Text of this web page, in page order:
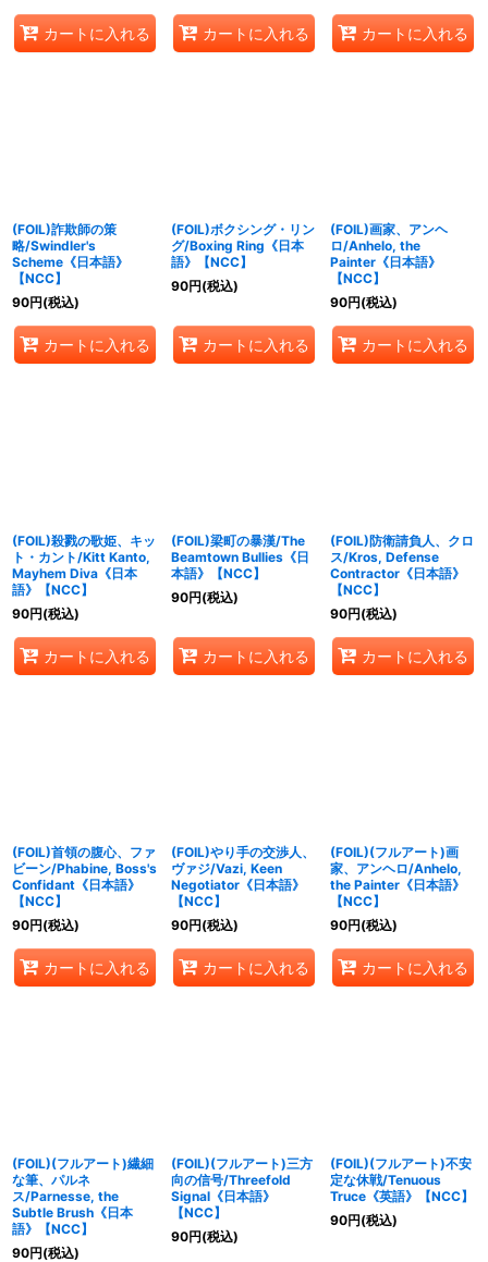
カートに入れる カートに入れる カートに入れる
(FOIL)詐欺師の策
略/Swindler's
Scheme《日本語》
【NCC】
90円(税込)
カートに入れる
(FOIL)ボクシング・リン
グ/Boxing Ring《日本
語》【NCC】
90円(税込)
カートに入れる
(FOIL)画家、アンヘ
ロ/Anhelo, the
Painter《日本語》
【NCC】
90円(税込)
カートに入れる
(FOIL)殺戮の歌姫、キッ
ト・カント/Kitt Kanto,
Mayhem Diva《日本
語》【NCC】
90円(税込)
カートに入れる
(FOIL)梁町の暴漢/The
Beamtown Bullies《日
本語》【NCC】
90円(税込)
カートに入れる
(FOIL)防衛請負人、クロ
ス/Kros, Defense
Contractor《日本語》
【NCC】
90円(税込)
カートに入れる
(FOIL)首領の腹心、ファ
ビーン/Phabine, Boss's
Confidant《日本語》
【NCC】
90円(税込)
カートに入れる
(FOIL)やり手の交渉人、
ヴァジ/Vazi, Keen
Negotiator《日本語》
【NCC】
90円(税込)
カートに入れる
(FOIL)(フルアート)画
家、アンヘロ/Anhelo,
the Painter《日本語》
【NCC】
90円(税込)
カートに入れる
(FOIL)(フルアート)繊細
な筆、パルネ
ス/Parnesse, the
Subtle Brush《日本
語》【NCC】
90円(税込)
(FOIL)(フルアート)三方
向の信号/Threefold
Signal《日本語》
【NCC】
90円(税込)
(FOIL)(フルアート)不安
定な休戦/Tenuous
Truce《英語》【NCC】
90円(税込)